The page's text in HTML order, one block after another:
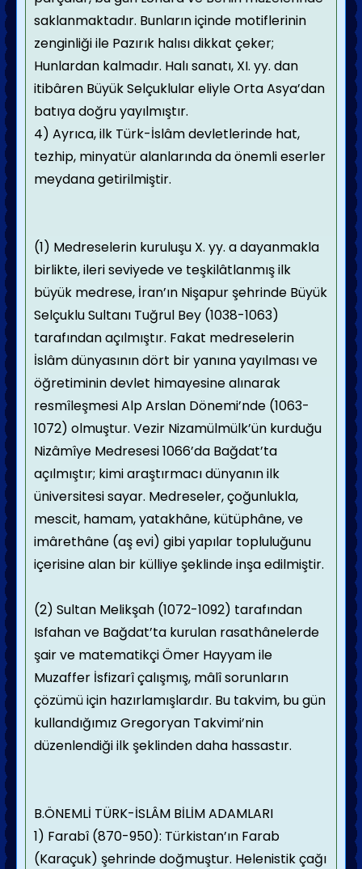
saklanmaktadır. Bunların içinde motiflerinin
zenginliği ile Pazırık halısı dikkat çeker;
Hunlardan kalmadır. Halı sanatı, XI. yy. dan
itibâren Büyük Selçuklular eliyle Orta Asya’dan
batıya doğru yayılmıştır.
4) Ayrıca, ilk Türk-İslâm devletlerinde hat,
tezhip, minyatür alanlarında da önemli eserler
meydana getirilmiştir.
(1) Medreselerin kuruluşu X. yy. a dayanmakla
birlikte, ileri seviyede ve teşkilâtlanmış ilk
büyük medrese, İran’ın Nişapur şehrinde Büyük
Selçuklu Sultanı Tuğrul Bey (1038-1063)
tarafından açılmıştır. Fakat medreselerin
İslâm dünyasının dört bir yanına yayılması ve
öğretiminin devlet himayesine alınarak
resmîleşmesi Alp Arslan Dönemi’nde (1063-
1072) olmuştur. Vezir Nizamülmülk’ün kurduğu
Nizâmîye Medresesi 1066’da Bağdat’ta
açılmıştır; kimi araştırmacı dünyanın ilk
üniversitesi sayar. Medreseler, çoğunlukla,
mescit, hamam, yatakhâne, kütüphâne, ve
imârethâne (aş evi) gibi yapılar topluluğunu
içerisine alan bir külliye şeklinde inşa edilmiştir.
(2) Sultan Melikşah (1072-1092) tarafından
Isfahan ve Bağdat’ta kurulan rasathânelerde
şair ve matematikçi Ömer Hayyam ile
Muzaffer İsfizarî çalışmış, mâlî sorunların
çözümü için hazırlamışlardır. Bu takvim, bu gün
kullandığımız Gregoryan Takvimi’nin
düzenlendiği ilk şeklinden daha hassastır.
B.ÖNEMLİ TÜRK-İSLÂM BİLİM ADAMLARI
1) Farabî (870-950): Türkistan’ın Farab
(Karaçuk) şehrinde doğmuştur. Helenistik çağı